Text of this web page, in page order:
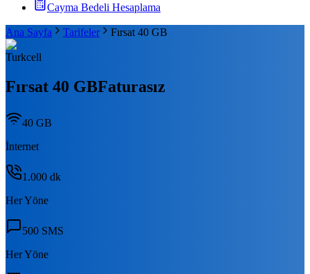
Cayma Bedeli Hesaplama
Ana Sayfa Tarifeler Fırsat 40 GB
Turkcell
Fırsat 40 GBFaturasız
40 GB
İnternet
1.000 dk
Her Yöne
500 SMS
Her Yöne